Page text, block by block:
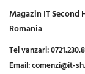
Magazin IT Second
Romania
Tel vanzari:
Email:comenzi@it-